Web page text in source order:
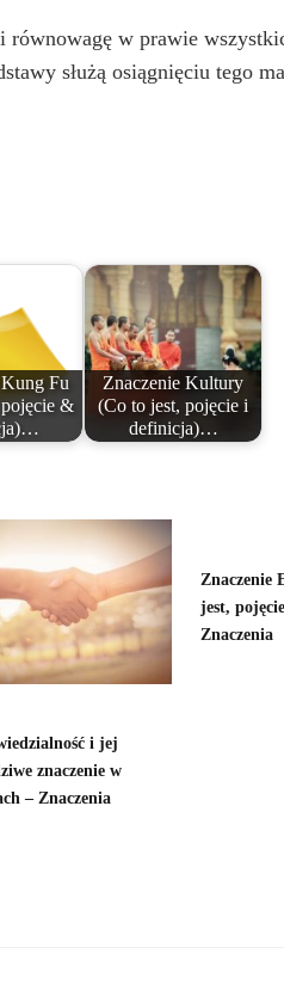
w prawie
służą osiągnięciu tego
Fu
&
Znaczenie Kultury
(Co to jest, pojęcie i
definicja)…
i jej
znaczenie w
– Znaczenia
Znaczenie
jest,
Znaczenia